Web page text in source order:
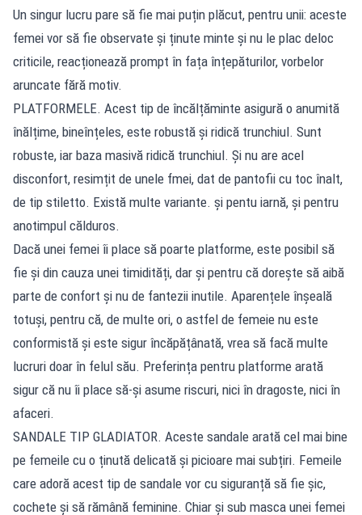
Un singur lucru pare să fie mai puțin plăcut, pentru unii: aceste
femei vor să fie observate și ținute minte și nu le plac deloc
criticile, reacționează prompt în fața înțepăturilor, vorbelor
aruncate fără motiv.
PLATFORMELE. Acest tip de încălțăminte asigură o anumită
înălțime, bineînțeles, este robustă și ridică trunchiul. Sunt
robuste, iar baza masivă ridică trunchiul. Și nu are acel
disconfort, resimțit de unele fmei, dat de pantofii cu toc înalt,
de tip stiletto. Există multe variante. și pentu iarnă, și pentru
anotimpul călduros.
Dacă unei femei îi place să poarte platforme, este posibil să
fie și din cauza unei timidități, dar și pentru că dorește să aibă
parte de confort și nu de fantezii inutile. Aparențele înșeală
totuși, pentru că, de multe ori, o astfel de femeie nu este
conformistă și este sigur încăpățânată, vrea să facă multe
lucruri doar în felul său. Preferința pentru platforme arată
sigur că nu îi place să-și asume riscuri, nici în dragoste, nici în
afaceri.
SANDALE TIP GLADIATOR. Aceste sandale arată cel mai bine
pe femeile cu o ținută delicată și picioare mai subțiri. Femeile
care adoră acest tip de sandale vor cu siguranță să fie șic,
cochete și să rămână feminine. Chiar și sub masca unei femei